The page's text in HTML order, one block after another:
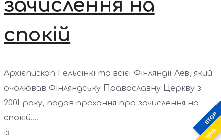
STOP
WAR
зачислення на
спокій
Архієпископ Гельсінкі та всієї Фінляндії Лев, який
очолював Фінляндську Православну Церкву з
2001 року, подав прохання про зачислення на
спокій....
із